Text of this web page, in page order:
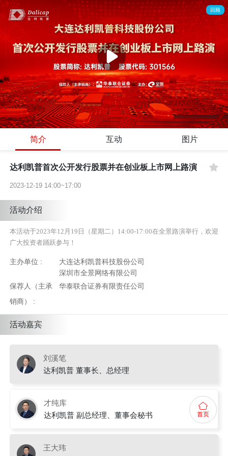
回顾
简介 互动 图片
达利凯普首次公开发行股票并在创业板上市网上路演
2023-12-19 14:00~17:00
活动介绍
本活动于2023年12月19日（星期二）14:00-17:00在全景路演举行，欢迎
广大投资者踊跃参与！
主办单位 :
大连达利凯普科技股份公司
深圳市全景网络有限公司
保荐人（主承
销商） :
华泰联合证券有限责任公司
活动嘉宾
刘溪笔
达利凯普 董事长、总经理
才纯库
达利凯普 副总经理、董事会秘书
王大玮
首页